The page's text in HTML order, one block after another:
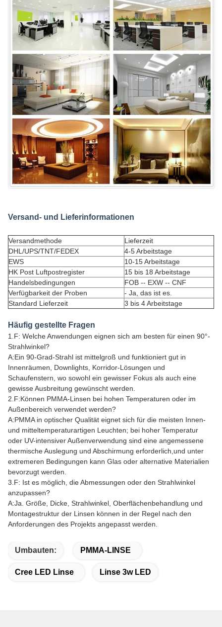
Versand- und Lieferinformationen
Versandmethode
Lieferzeit
DHL/UPS/TNT/FEDEX
4-5 Arbeitstage
EWS
10-15 Arbeitstage
HK Post Luftpostregister
15 bis 18 Arbeitstage
Handelsbedingungen
FOB -- EXW -- CNF
Verfügbarkeit der Proben
- Ja, das ist es.
Standard Lieferzeit
3 bis 4 Arbeitstage
Häufig gestellte Fragen
1.F: Welche Anwendungen eignen sich am besten für einen 90°-
Strahlwinkel?
A:Ein 90-Grad-Strahl ist mittelgroß und funktioniert gut in
Innenräumen, Downlights, Korridor-Lösungen und
Schaufenstern, wo sowohl ein gewisser Fokus als auch eine
gewisse Ausbreitung gewünscht werden.
2.F:Können PMMA-Linsen bei hohen Temperaturen oder im
Außenbereich verwendet werden?
A:PMMA in optischer Qualität eignet sich für die meisten Innen-
und mitteltemperaturartigen Leuchten; bei hoher Temperatur
oder UV-intensiver Außenverwendung sind eine angemessene
thermische Auslegung und Abschirmung erforderlich,und unter
extremeren Bedingungen kann Glas oder alternative Materialien
bevorzugt werden.
3.F: Ist es möglich, die Abmessungen oder den Strahlwinkel
anzupassen?
A:Ja. Größe, Dicke, Strahlwinkel, Oberflächenbehandlung und
Montagestruktur der Linsen können in der Regel nach den
Anforderungen des Projekts angepasst werden.
Umbauten: PMMA-LINSE
Cree LED Linse Linse 3w LED